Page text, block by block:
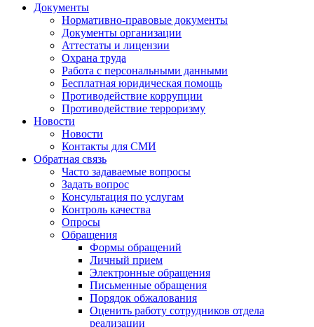
Документы
Нормативно-правовые документы
Документы организации
Аттестаты и лицензии
Охрана труда
Работа с персональными данными
Бесплатная юридическая помощь
Противодействие коррупции
Противодействие терроризму
Новости
Новости
Контакты для СМИ
Обратная связь
Часто задаваемые вопросы
Задать вопрос
Консультация по услугам
Контроль качества
Опросы
Обращения
Формы обращений
Личный прием
Электронные обращения
Письменные обращения
Порядок обжалования
Оценить работу сотрудников отдела
реализации